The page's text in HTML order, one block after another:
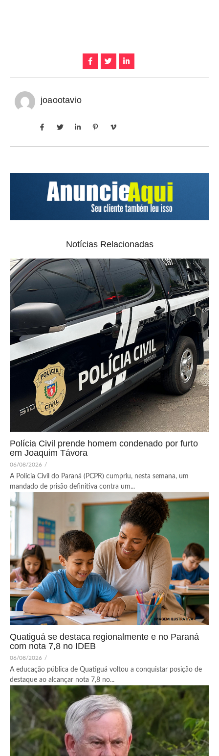
joaootavio
Notícias Relacionadas
Polícia Civil prende homem condenado por furto
em Joaquim Távora
06/08/2026 /
A Polícia Civil do Paraná (PCPR) cumpriu, nesta semana, um
mandado de prisão definitiva contra um...
Quatiguá se destaca regionalmente e no Paraná
com nota 7,8 no IDEB
06/08/2026 /
A educação pública de Quatiguá voltou a conquistar posição de
destaque ao alcançar nota 7,8 no...